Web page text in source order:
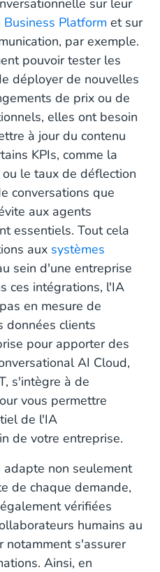
sur leur
Platform et sur
par exemple.
pouvoir tester les
déployer de nouvelles
de prix ou de
elles ont besoin
à jour du contenu
KPIs, comme la
le taux de déflection
conversations que
aux agents
essentiels. Tout cela
aux systèmes
sein d'une entreprise
ces intégrations, l'IA
en mesure de
données clients
pour apporter des
AI Cloud,
s'intègre à de
vous permettre
de l'IA
de votre entreprise.
non seulement
de chaque demande,
vérifiées
humains au
notamment s'assurer
Ainsi, en